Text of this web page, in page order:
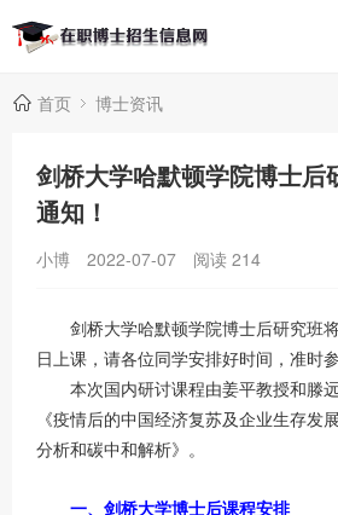
首页 博士资讯
剑桥大学哈默顿学院博士后
通知！
小博 2022-07-07 阅读 214
剑桥大学哈默顿学院博士后研究班将
日上课，请各位同学安排好时间，准时参
本次国内研讨课程由姜平教授和滕远
《疫情后的中国经济复苏及企业生存发
分析和碳中和解析》。
一、剑桥大学博士后课程安排